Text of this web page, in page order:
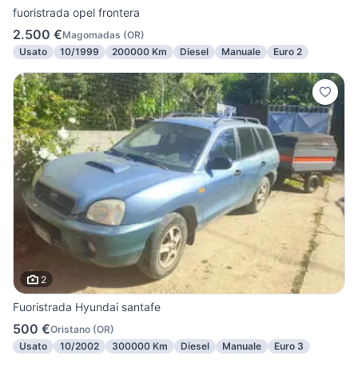
fuoristrada opel frontera
2.500 €Magomadas (OR)
Usato
10/1999 200000 Km Diesel Manuale Euro 2
2
Fuoristrada Hyundai santafe
500 €Oristano (OR)
Usato
10/2002 300000 Km Diesel Manuale Euro 3